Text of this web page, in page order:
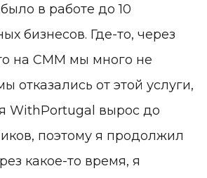
в работе до 10
бизнесов. Где-то, через
на СММ мы много не
отказались от этой услуги,
WithPortugal вырос до
поэтому я продолжил
какое-то время, я